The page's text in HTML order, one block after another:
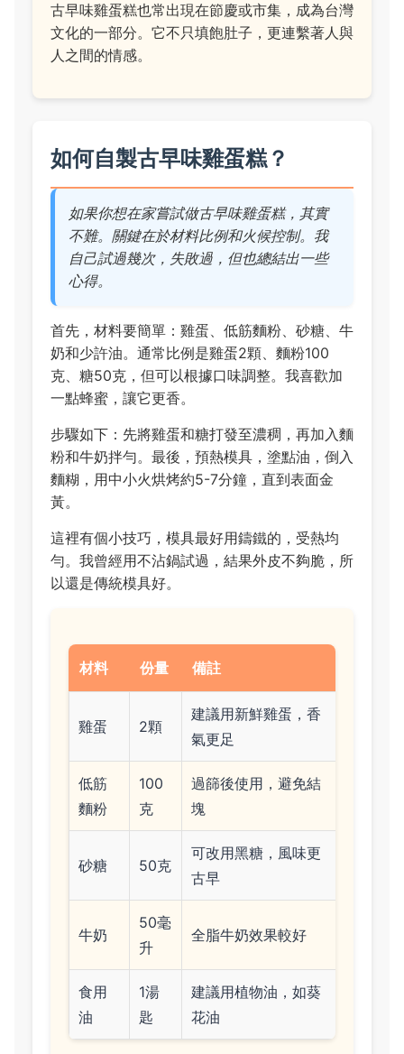
古早味雞蛋糕也常出現在節慶或市集，成為台灣
文化的一部分。它不只填飽肚子，更連繫著人與
人之間的情感。
如何自製古早味雞蛋糕？
如果你想在家嘗試做古早味雞蛋糕，其實
不難。關鍵在於材料比例和火候控制。我
自己試過幾次，失敗過，但也總結出一些
心得。
首先，材料要簡單：雞蛋、低筋麵粉、砂糖、牛
奶和少許油。通常比例是雞蛋2顆、麵粉100
克、糖50克，但可以根據口味調整。我喜歡加
一點蜂蜜，讓它更香。
步驟如下：先將雞蛋和糖打發至濃稠，再加入麵
粉和牛奶拌勻。最後，預熱模具，塗點油，倒入
麵糊，用中小火烘烤約5-7分鐘，直到表面金
黃。
這裡有個小技巧，模具最好用鑄鐵的，受熱均
勻。我曾經用不沾鍋試過，結果外皮不夠脆，所
以還是傳統模具好。
材料 份量 備註
雞蛋 2顆
建議用新鮮雞蛋，香
氣更足
低筋
麵粉
100
克
過篩後使用，避免結
塊
砂糖 50克
可改用黑糖，風味更
古早
牛奶
50毫
升
全脂牛奶效果較好
食用
油
1湯
匙
建議用植物油，如葵
花油